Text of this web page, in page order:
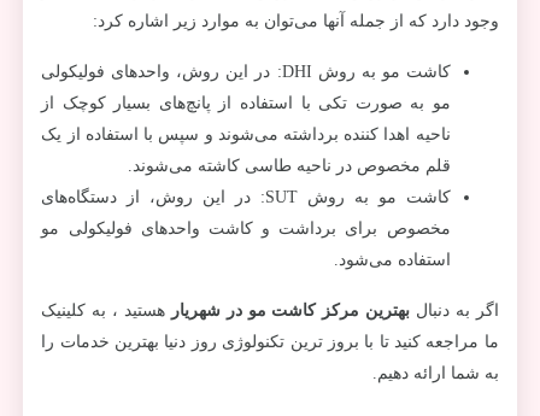
وجود دارد که از جمله آنها می‌توان به موارد زیر اشاره کرد:
کاشت مو به روش DHI: در این روش، واحدهای فولیکولی
مو به صورت تکی با استفاده از پانچ‌های بسیار کوچک از
ناحیه اهدا کننده برداشته می‌شوند و سپس با استفاده از یک
قلم مخصوص در ناحیه طاسی کاشته می‌شوند.
کاشت مو به روش SUT: در این روش، از دستگاه‌های
مخصوص برای برداشت و کاشت واحدهای فولیکولی مو
استفاده می‌شود.
اگر به دنبال بهترین مرکز کاشت مو در شهریار هستید ، به کلینیک
ما مراجعه کنید تا با بروز ترین تکنولوژی روز دنیا بهترین خدمات را
به شما ارائه دهیم.